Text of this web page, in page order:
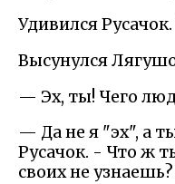
Удивился
Высунулся
— Эх, ты! Чего
— Да не я "эх", а
Русачок. - Что ж
своих не